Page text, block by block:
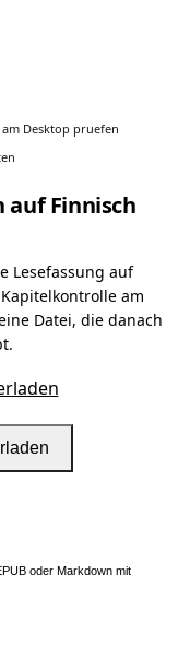
Desktop pruefen
auf Finnisch
Lesefassung auf
am
Datei, die danach
oder Markdown mit